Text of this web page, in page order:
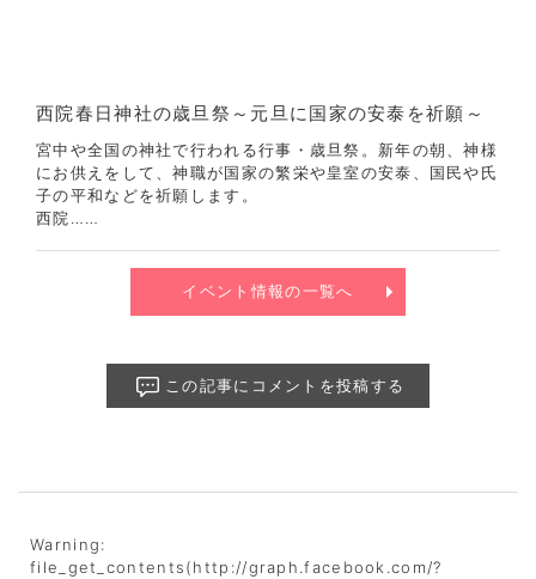
西院春日神社の歳旦祭～元旦に国家の安泰を祈願～
宮中や全国の神社で行われる行事・歳旦祭。新年の朝、神様
にお供えをして、神職が国家の繁栄や皇室の安泰、国民や氏
子の平和などを祈願します。
西院……
イベント情報の一覧へ
この記事にコメントを投稿する
Warning:
file_get_contents(http://graph.facebook.com/?